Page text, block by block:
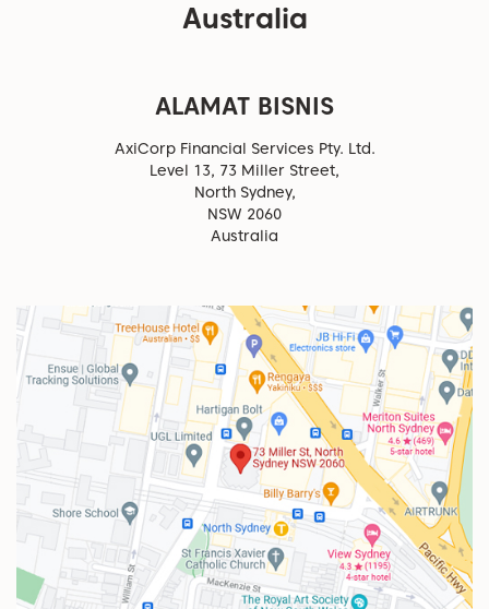
Australia
ALAMAT BISNIS
AxiCorp Financial Services Pty. Ltd.
Level 13, 73 Miller Street,
North Sydney,
NSW 2060
Australia